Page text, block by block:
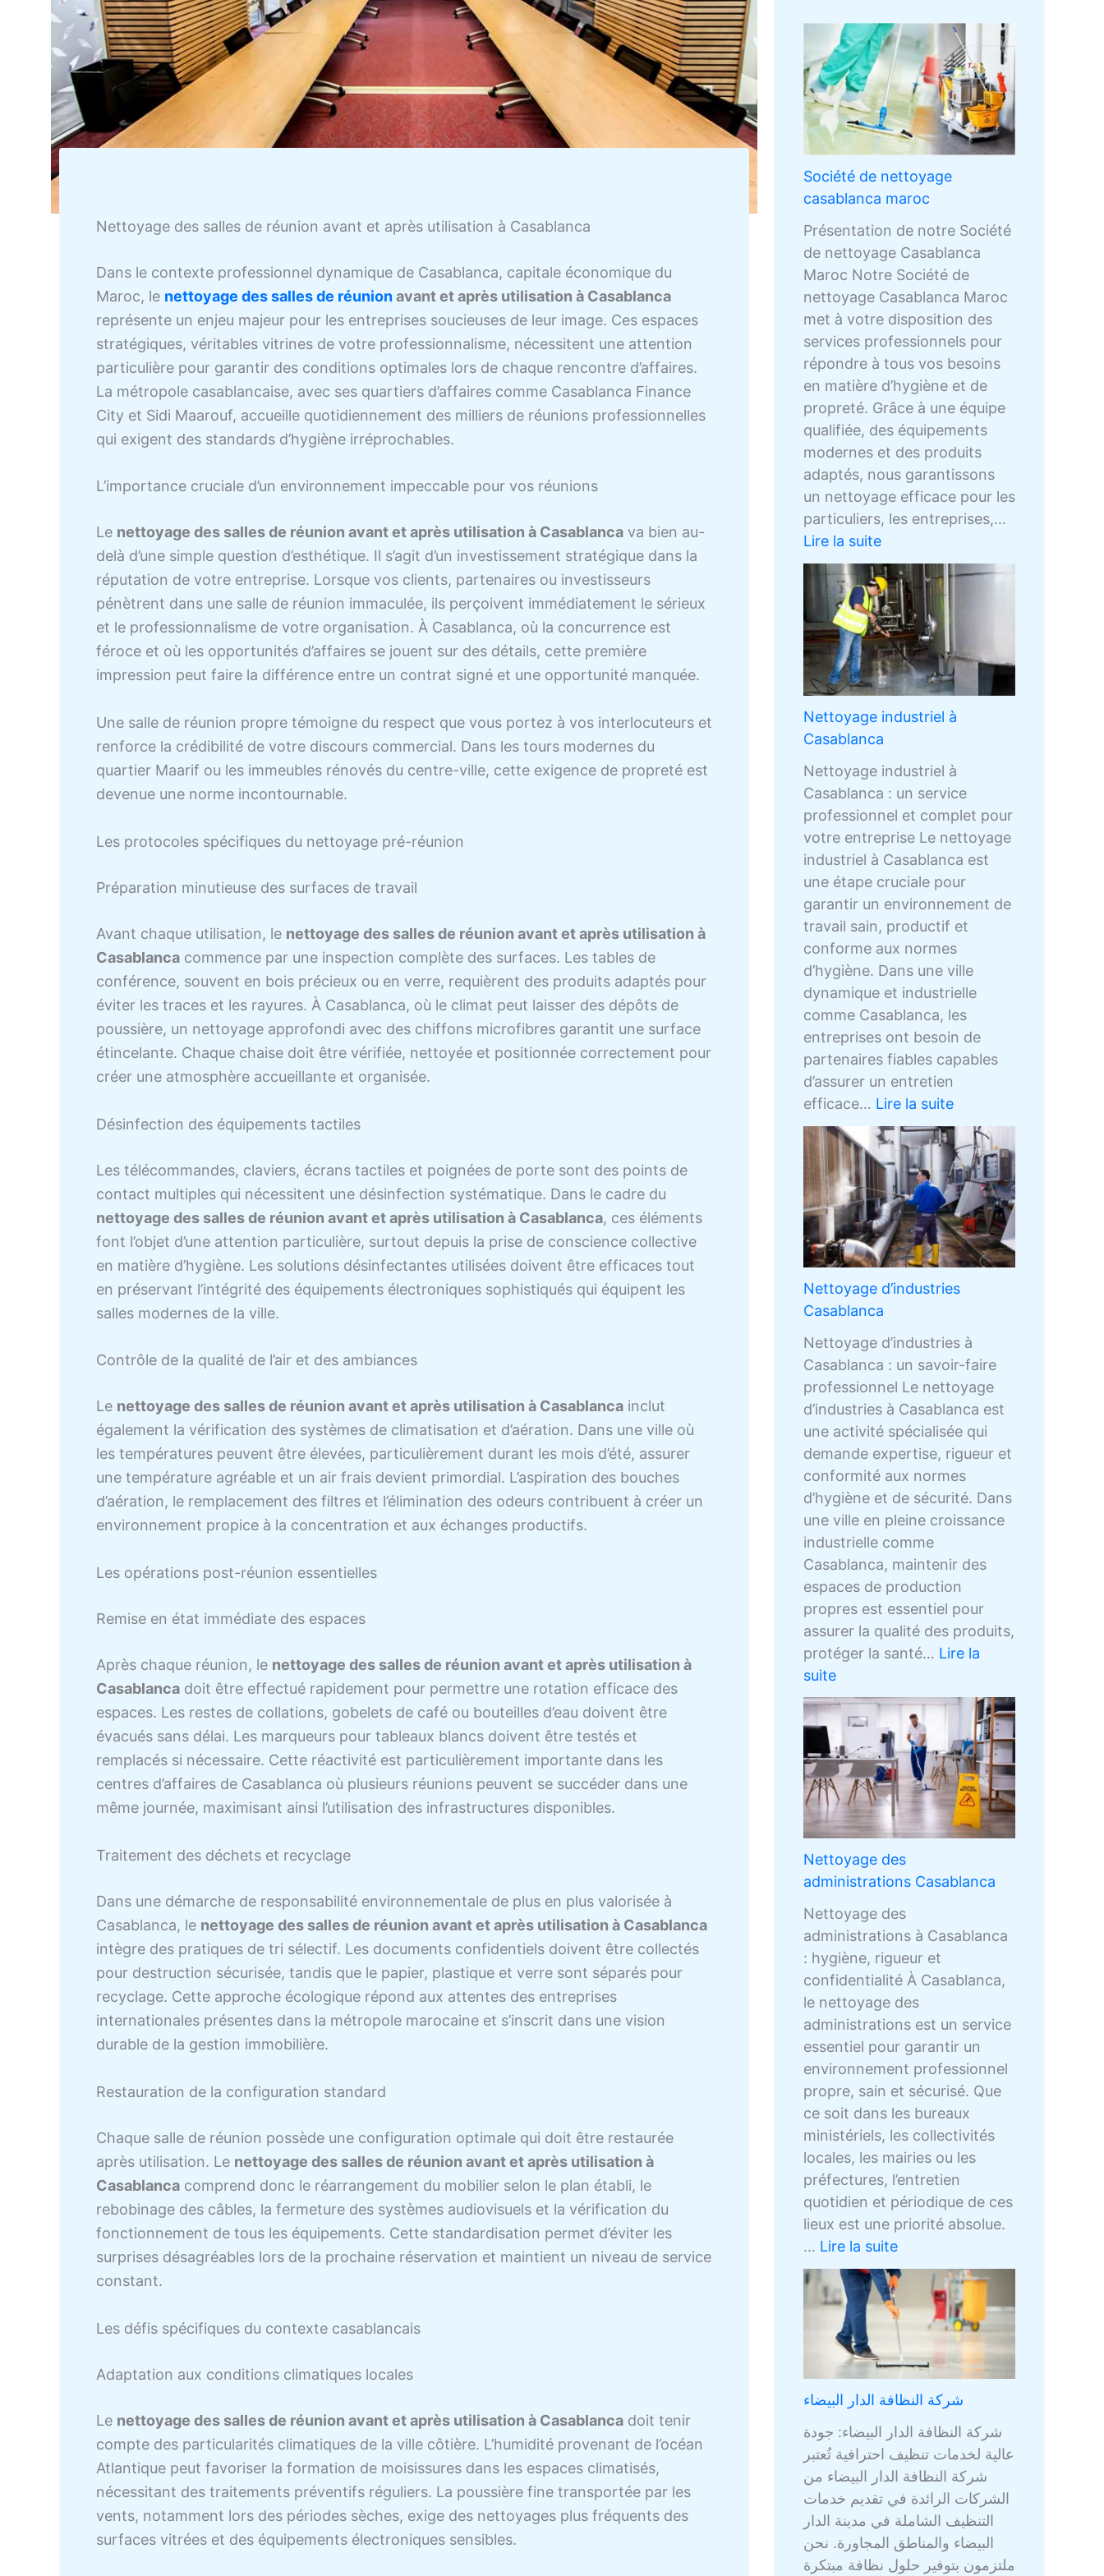
Nettoyage des salles de réunion avant et après utilisation à Casablanca
Dans le contexte professionnel dynamique de Casablanca, capitale économique du
Maroc, le nettoyage des salles de réunionavant et après utilisation à Casablanca
représente un enjeu majeur pour les entreprises soucieuses de leur image. Ces espaces
stratégiques, véritables vitrines de votre professionnalisme, nécessitent une attention
particulière pour garantir des conditions optimales lors de chaque rencontre d’affaires.
La métropole casablancaise, avec ses quartiers d’affaires comme Casablanca Finance
City et Sidi Maarouf, accueille quotidiennement des milliers de réunions professionnelles
qui exigent des standards d’hygiène irréprochables.
L’importance cruciale d’un environnement impeccable pour vos réunions
Le nettoyage des salles de réunion avant et après utilisation à Casablanca va bien au-
delà d’une simple question d’esthétique. Il s’agit d’un investissement stratégique dans la
réputation de votre entreprise. Lorsque vos clients, partenaires ou investisseurs
pénètrent dans une salle de réunion immaculée, ils perçoivent immédiatement le sérieux
et le professionnalisme de votre organisation. À Casablanca, où la concurrence est
féroce et où les opportunités d’affaires se jouent sur des détails, cette première
impression peut faire la différence entre un contrat signé et une opportunité manquée.
Une salle de réunion propre témoigne du respect que vous portez à vos interlocuteurs et
renforce la crédibilité de votre discours commercial. Dans les tours modernes du
quartier Maarif ou les immeubles rénovés du centre-ville, cette exigence de propreté est
devenue une norme incontournable.
Les protocoles spécifiques du nettoyage pré-réunion
Préparation minutieuse des surfaces de travail
Avant chaque utilisation, le nettoyage des salles de réunion avant et après utilisation à
Casablanca commence par une inspection complète des surfaces. Les tables de
conférence, souvent en bois précieux ou en verre, requièrent des produits adaptés pour
éviter les traces et les rayures. À Casablanca, où le climat peut laisser des dépôts de
poussière, un nettoyage approfondi avec des chiffons microfibres garantit une surface
étincelante. Chaque chaise doit être vérifiée, nettoyée et positionnée correctement pour
créer une atmosphère accueillante et organisée.
Désinfection des équipements tactiles
Les télécommandes, claviers, écrans tactiles et poignées de porte sont des points de
contact multiples qui nécessitent une désinfection systématique. Dans le cadre du
nettoyage des salles de réunion avant et après utilisation à Casablanca, ces éléments
font l’objet d’une attention particulière, surtout depuis la prise de conscience collective
en matière d’hygiène. Les solutions désinfectantes utilisées doivent être efficaces tout
en préservant l’intégrité des équipements électroniques sophistiqués qui équipent les
salles modernes de la ville.
Contrôle de la qualité de l’air et des ambiances
Le nettoyage des salles de réunion avant et après utilisation à Casablanca inclut
également la vérification des systèmes de climatisation et d’aération. Dans une ville où
les températures peuvent être élevées, particulièrement durant les mois d’été, assurer
une température agréable et un air frais devient primordial. L’aspiration des bouches
d’aération, le remplacement des filtres et l’élimination des odeurs contribuent à créer un
environnement propice à la concentration et aux échanges productifs.
Les opérations post-réunion essentielles
Remise en état immédiate des espaces
Après chaque réunion, le nettoyage des salles de réunion avant et après utilisation à
Casablanca doit être effectué rapidement pour permettre une rotation efficace des
espaces. Les restes de collations, gobelets de café ou bouteilles d’eau doivent être
évacués sans délai. Les marqueurs pour tableaux blancs doivent être testés et
remplacés si nécessaire. Cette réactivité est particulièrement importante dans les
centres d’affaires de Casablanca où plusieurs réunions peuvent se succéder dans une
même journée, maximisant ainsi l’utilisation des infrastructures disponibles.
Traitement des déchets et recyclage
Dans une démarche de responsabilité environnementale de plus en plus valorisée à
Casablanca, le nettoyage des salles de réunion avant et après utilisation à Casablanca
intègre des pratiques de tri sélectif. Les documents confidentiels doivent être collectés
pour destruction sécurisée, tandis que le papier, plastique et verre sont séparés pour
recyclage. Cette approche écologique répond aux attentes des entreprises
internationales présentes dans la métropole marocaine et s’inscrit dans une vision
durable de la gestion immobilière.
Restauration de la configuration standard
Chaque salle de réunion possède une configuration optimale qui doit être restaurée
après utilisation. Le nettoyage des salles de réunion avant et après utilisation à
Casablanca comprend donc le réarrangement du mobilier selon le plan établi, le
rebobinage des câbles, la fermeture des systèmes audiovisuels et la vérification du
fonctionnement de tous les équipements. Cette standardisation permet d’éviter les
surprises désagréables lors de la prochaine réservation et maintient un niveau de service
constant.
Les défis spécifiques du contexte casablancais
Adaptation aux conditions climatiques locales
Le nettoyage des salles de réunion avant et après utilisation à Casablanca doit tenir
compte des particularités climatiques de la ville côtière. L’humidité provenant de l’océan
Atlantique peut favoriser la formation de moisissures dans les espaces climatisés,
nécessitant des traitements préventifs réguliers. La poussière fine transportée par les
vents, notamment lors des périodes sèches, exige des nettoyages plus fréquents des
surfaces vitrées et des équipements électroniques sensibles.
Société de nettoyage
casablanca maroc
Présentation de notre Société
de nettoyage Casablanca
Maroc Notre Société de
nettoyage Casablanca Maroc
met à votre disposition des
services professionnels pour
répondre à tous vos besoins
en matière d’hygiène et de
propreté. Grâce à une équipe
qualifiée, des équipements
modernes et des produits
adaptés, nous garantissons
un nettoyage efficace pour les
particuliers, les entreprises,…
Lire la suite
a
g
e
c
a
s
a
b
n
c
a
m
a
r
o
c
Nettoyage industriel à
Casablanca
Nettoyage industriel à
Casablanca : un service
professionnel et complet pour
votre entreprise Le nettoyage
industriel à Casablanca est
une étape cruciale pour
garantir un environnement de
travail sain, productif et
conforme aux normes
d’hygiène. Dans une ville
dynamique et industrielle
comme Casablanca, les
entreprises ont besoin de
partenaires fiables capables
d’assurer un entretien
efficace… Lire la suite
r
e
l
à
C
a
l
a
n
c
a
Nettoyage d’industries
Casablanca
Nettoyage d’industries à
Casablanca : un savoir-faire
professionnel Le nettoyage
d’industries à Casablanca est
une activité spécialisée qui
demande expertise, rigueur et
conformité aux normes
d’hygiène et de sécurité. Dans
une ville en pleine croissance
industrielle comme
Casablanca, maintenir des
espaces de production
propres est essentiel pour
assurer la qualité des produits,
protéger la santé… Lire la
suite
t
r
i
e
s
C
a
s
b
l
a
n
c
a
Nettoyage des
administrations Casablanca
Nettoyage des
administrations à Casablanca
: hygiène, rigueur et
confidentialité À Casablanca,
le nettoyage des
administrations est un service
essentiel pour garantir un
environnement professionnel
propre, sain et sécurisé. Que
ce soit dans les bureaux
ministériels, les collectivités
locales, les mairies ou les
préfectures, l’entretien
quotidien et périodique de ces
lieux est une priorité absolue.
… Lire la suite
i
n
i
s
r
a
t
i
n
s
C
a
s
a
b
l
a
n
c
a
شركة النظافة الدار البيضاء
شركة النظافة الدار البيضاء: جودة
عالية لخدمات تنظيف احترافية تُعتبر
شركة النظافة الدار البيضاء من
الشركات الرائدة في تقديم خدمات
التنظيف الشاملة في مدينة الدار
البيضاء والمناطق المجاورة. نحن
ملتزمون بتوفير حلول نظافة مبتكرة
ا
ل
ب
ي
ض
ا
ء